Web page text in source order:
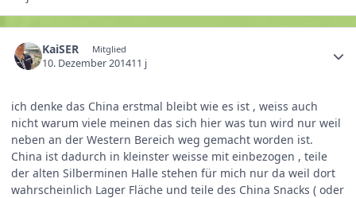
KaiSER Mitglied
10. Dezember 201411 j
ich denke das China erstmal bleibt wie es ist , weiss auch
nicht warum viele meinen das sich hier was tun wird nur weil
neben an der Western Bereich weg gemacht worden ist.
China ist dadurch in kleinster weisse mit einbezogen , teile
der alten Silberminen Halle stehen für mich nur da weil dort
wahrscheinlich Lager Fläche und teile des China Snacks ( oder